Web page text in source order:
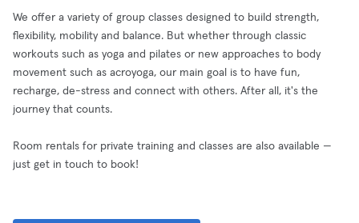
We offer a variety of group classes designed to build strength,
flexibility, mobility and balance. But whether through classic
workouts such as yoga and pilates or new approaches to body
movement such as acroyoga, our main goal is to have fun,
recharge, de-stress and connect with others. After all, it's the
journey that counts.
Room rentals for private training and classes are also available —
just get in touch to book!